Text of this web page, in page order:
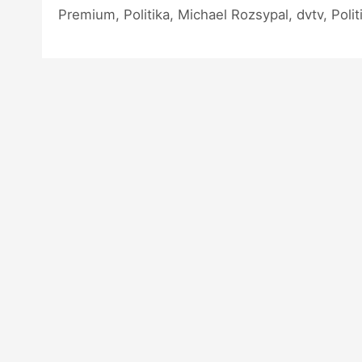
Premium, Politika, Michael Rozsypal, dvtv,